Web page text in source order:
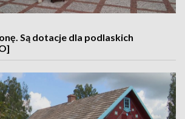
Są dotacje dla podlaskich